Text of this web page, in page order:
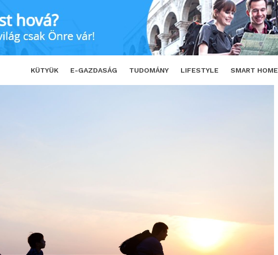
KÜTYÜK E-GAZDASÁG TUDOMÁNY LIFESTYLE SMART HOME
a Vodafone IoT bringáit SHARE TWEET